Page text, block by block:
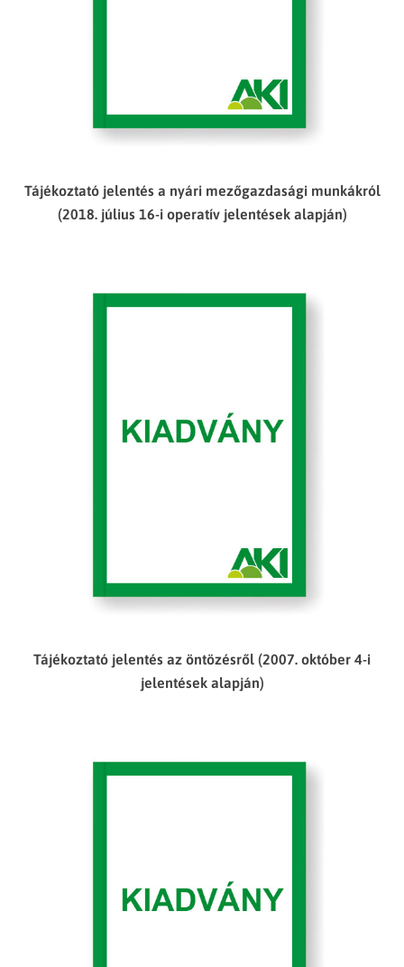
Tájékoztató jelentés a nyári mezőgazdasági munkákról
(2018. július 16-i operatív jelentések alapján)
Tájékoztató jelentés az öntözésről (2007. október 4-i
jelentések alapján)